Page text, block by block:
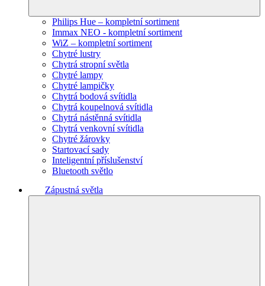
Philips Hue – kompletní sortiment
Immax NEO - kompletní sortiment
WiZ – kompletní sortiment
Chytré lustry
Chytrá stropní světla
Chytré lampy
Chytré lampičky
Chytrá bodová svítidla
Chytrá koupelnová svítidla
Chytrá nástěnná svítidla
Chytrá venkovní svítidla
Chytré žárovky
Startovací sady
Inteligentní příslušenství
Bluetooth světlo
Zápustná světla